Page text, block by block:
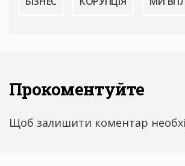
Прокоментуйте
Щоб залишити коментар